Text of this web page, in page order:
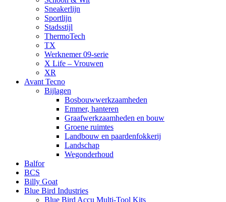
Sneakerlijn
Sportlijn
Stadsstijl
ThermoTech
TX
Werknemer 09-serie
X Life – Vrouwen
XR
Avant Tecno
Bijlagen
Bosbouwwerkzaamheden
Emmer, hanteren
Graafwerkzaamheden en bouw
Groene ruimtes
Landbouw en paardenfokkerij
Landschap
Wegonderhoud
Balfor
BCS
Billy Goat
Blue Bird Industries
Blue Bird Accu Multi-Tool Kits